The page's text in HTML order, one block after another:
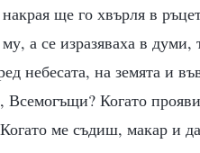
ще го хвърля в
му, а се изразяваха в
небесата, на земята и
Всемогъщи? Когато
ме съдиш, макар и